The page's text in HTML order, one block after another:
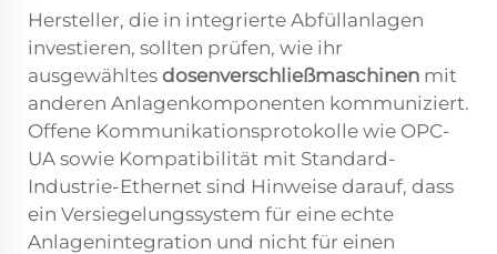
Hersteller, die in integrierte Abfüllanlagen
investieren, sollten prüfen, wie ihr
ausgewähltes dosenverschließmaschinen mit
anderen Anlagenkomponenten kommuniziert.
Offene Kommunikationsprotokolle wie OPC-
UA sowie Kompatibilität mit Standard-
Industrie-Ethernet sind Hinweise darauf, dass
ein Versiegelungssystem für eine echte
Anlagenintegration und nicht für einen